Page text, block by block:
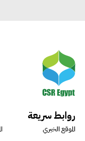
روابط سريعة
الموقع الخبري